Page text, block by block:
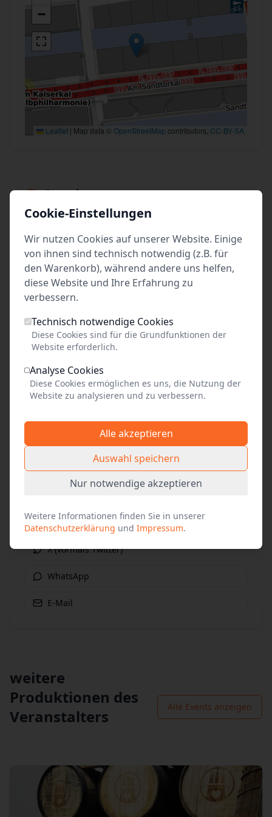
−
Leaflet | Map data © OpenStreetMap contributors, CC-BY-SA
Stand
vom: Di 19. Mai 2026 14:00
letzte Änderung: Ticketverfügbarkeit
erstellt von: Lehmitz
49,00
pro Person
Event teilen
Link kopieren
Facebook
X (vormals Twitter)
WhatsApp
E-Mail
weitere
Produktionen des
Veranstalters
Alle Events anzeigen
Cookie-Einstellungen
Wir nutzen Cookies auf unserer Website. Einige
von ihnen sind technisch notwendig (z.B. für
den Warenkorb), während andere uns helfen,
diese Website und Ihre Erfahrung zu
verbessern.
Technisch notwendige Cookies
Diese Cookies sind für die Grundfunktionen der
Website erforderlich.
Analyse Cookies
Diese Cookies ermöglichen es uns, die Nutzung der
Website zu analysieren und zu verbessern.
Alle akzeptieren
Auswahl speichern
Nur notwendige akzeptieren
Weitere Informationen finden Sie in unserer
Datenschutzerklärung und Impressum.